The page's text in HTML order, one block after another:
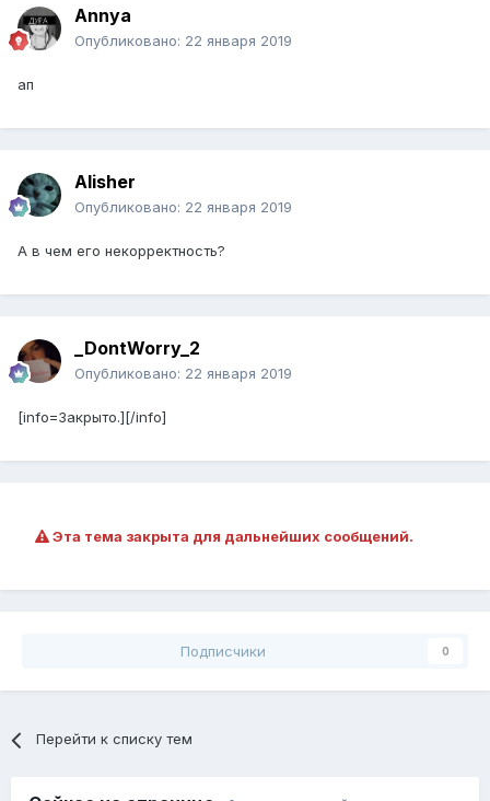
Annya
Опубликовано: 22 января 2019
ап
Alisher
Опубликовано: 22 января 2019
А в чем его некорректность?
_DontWorry_2
Опубликовано: 22 января 2019
[info=Закрыто.][/info]
Эта тема закрыта для дальнейших сообщений.
Подписчики 0
Перейти к списку тем